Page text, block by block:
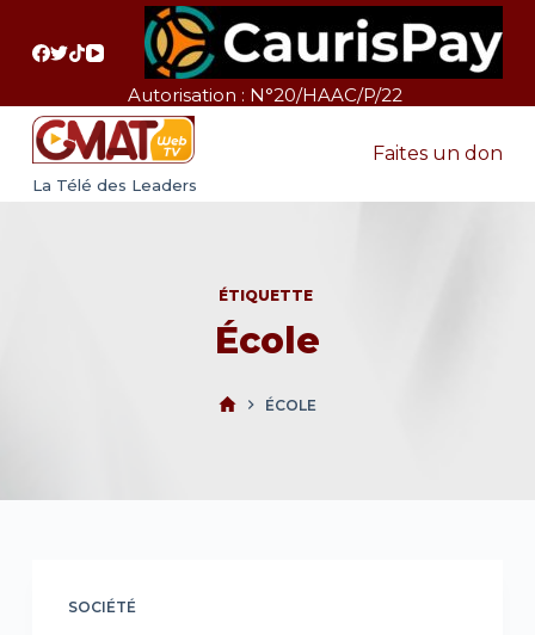
a
Autorisation : N°20/HAAC/P/22
La Télé des Leaders
Faites un don
ÉTIQUETTE
École
ÉCOLE
SOCIÉTÉ